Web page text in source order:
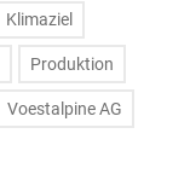
Klimaziel
Produktion
Voestalpine AG